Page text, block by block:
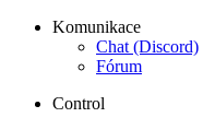
Komunikace
Chat (Discord)
Fórum
Control